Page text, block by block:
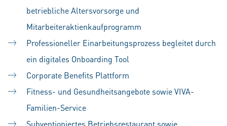
betriebliche Altersvorsorge und
Mitarbeiteraktienkaufprogramm
Professioneller Einarbeitungsprozess begleitet durch
ein digitales Onboarding Tool
Corporate Benefits Plattform
Fitness- und Gesundheitsangebote sowie VIVA-
Familien-Service
Subventioniertes Betriebsrestaurant sowie